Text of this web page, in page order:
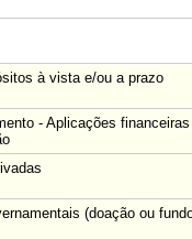
à vista e/ou a prazo
- Aplicações
(doação ou